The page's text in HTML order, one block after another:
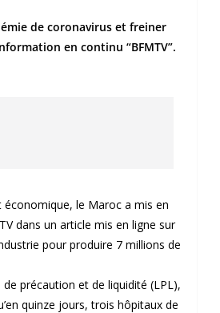
de coronavirus et freiner
en continu “BFMTV”.
économique, le Maroc a mis en
dans un article mis en ligne sur
pour produire 7 millions de
précaution et de liquidité (LPL),
quinze jours, trois hôpitaux de